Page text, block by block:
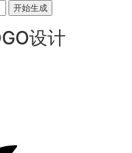
开始生成
设计